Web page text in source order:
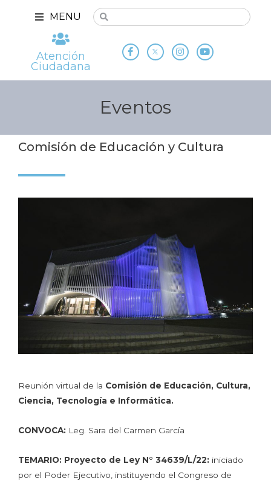
MENU
Atención
Ciudadana
Eventos
Comisión de Educación y Cultura
Reunión virtual de la Comisión de Educación, Cultura,
Ciencia, Tecnología e Informática.
CONVOCA: Leg. Sara del Carmen García
TEMARIO: Proyecto de Ley N° 34639/L/22: iniciado
por el Poder Ejecutivo, instituyendo el Congreso de